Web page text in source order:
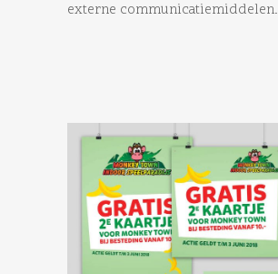
externe communicatiemiddelen.